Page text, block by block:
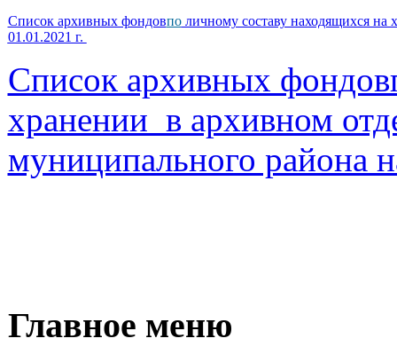
Список архивных фондовполичному составу находящихся на
01.01.2021 г.
Список архивных
хранении в архивном
муниципального района
Главное меню